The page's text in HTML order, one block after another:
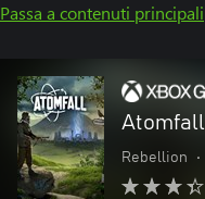
Passa a contenuti principali
Atomfall
Rebellion •